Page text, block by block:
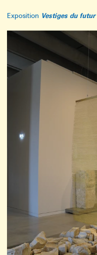
Exposition Vestiges du futur